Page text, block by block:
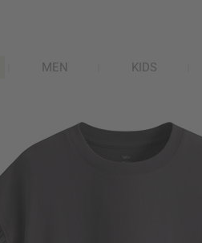
MEN KIDS